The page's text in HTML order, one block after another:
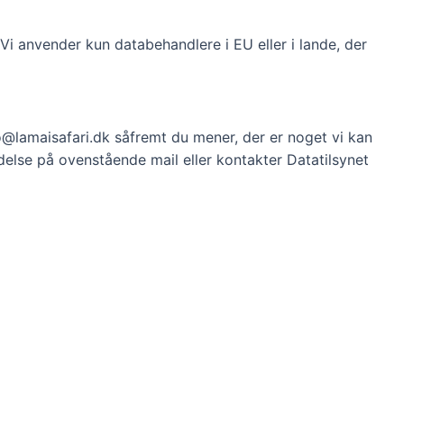
anvender kun databehandlere i EU eller i lande, der
såfremt du mener, der er noget vi kan
på ovenstående mail eller kontakter Datatilsynet